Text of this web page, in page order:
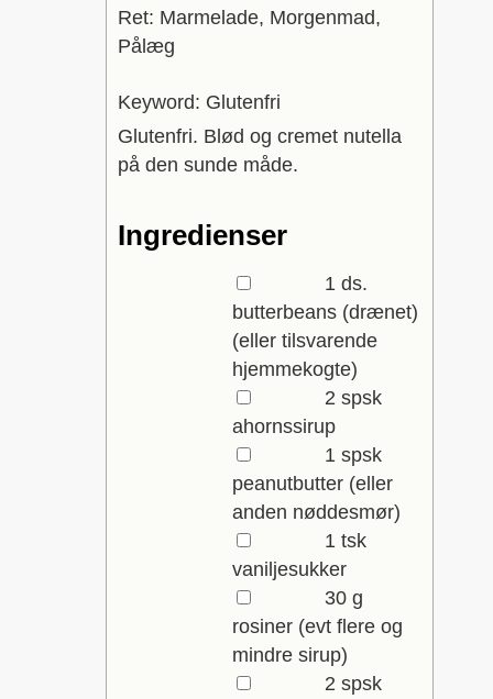
Ret: Marmelade, Morgenmad,
Pålæg
Keyword: Glutenfri
Glutenfri. Blød og cremet nutella
på den sunde måde.
Ingredienser
1 ds.
butterbeans (drænet)
(eller tilsvarende
hjemmekogte)
2 spsk
ahornssirup
1 spsk
peanutbutter (eller
anden nøddesmør)
1 tsk
vaniljesukker
30 g
rosiner (evt flere og
mindre sirup)
2 spsk